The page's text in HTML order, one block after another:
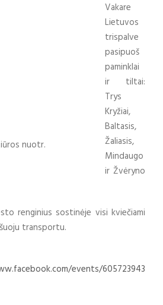
nuotr.
Vakare
Lietuvos
trispalve
pasipuoš
paminklai
ir tiltai:
Trys
Kryžiai,
Baltasis,
Žaliasis,
Mindaugo
ir Žvėryno
renginius sostinėje visi kviečiami
transportu.
events/605723943